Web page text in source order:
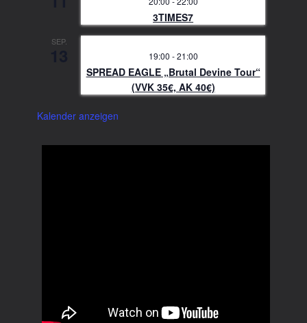
3TIMES7
SEP.
19:00 -21:00
SPREAD EAGLE „Brutal Devine Tour“
(VVK 35€, AK 40€)
Kalender anzeigen